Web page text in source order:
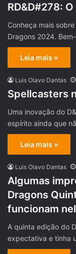
RD&D#278:
Conheça mais
Dragons 2024.
Leia mais »
Luis Olavo Dantas
Spellcasters
Uma inovação do
espírito ainda que
Leia mais »
Luis Olavo Dantas
Algumas
Dragons
funcionam
A quinta edição do
expectativa e tinha